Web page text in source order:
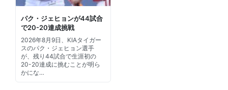
パク・ジェヒョンが44試合
で20-20達成挑戦
2026年8月9日、KIAタイガー
スのパク・ジェヒョン選手
が、残り44試合で生涯初の
20-20達成に挑むことが明ら
かにな…